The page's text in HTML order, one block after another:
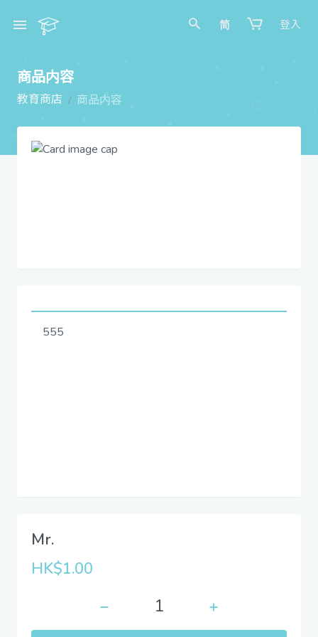
简 登入
商品内容
教育商店 商品内容
555
Mr.
HK$1.00